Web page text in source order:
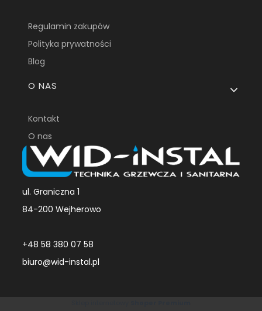
Regulamin zakupów
Polityka prywatności
Blog
O NAS
Kontakt
O nas
ul. Graniczna 1
84-200 Wejherowo
+48 58 380 07 58
biuro@wid-instal.pl